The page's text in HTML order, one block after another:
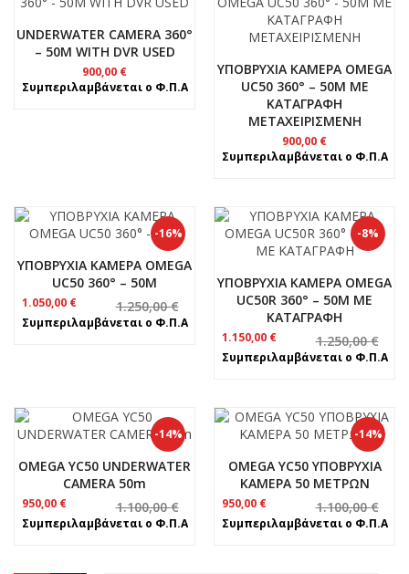
UNDERWATER CAMERA 360°
– 50M WITH DVR USED
900,00 €
Συμπεριλαμβάνεται ο Φ.Π.Α
ΥΠΟΒΡΥΧΙΑ ΚΑΜΕΡΑ OMEGA
UC50 360° – 50M ΜΕ
ΚΑΤΑΓΡΑΦΗ
ΜΕΤΑΧΕΙΡΙΣΜΕΝH
900,00 €
Συμπεριλαμβάνεται ο Φ.Π.Α
-16%
ΥΠΟΒΡΥΧΙΑ ΚΑΜΕΡΑ OMEGA
UC50 360° – 50M
1.250,00€
Original
price
was:
1.050,00 €
τρέχουσα
τιμή
Συμπεριλαμβάνεται ο Φ.Π.Α
-8%
ΥΠΟΒΡΥΧΙΑ ΚΑΜΕΡΑ OMEGA
UC50R 360° – 50M ΜΕ
ΚΑΤΑΓΡΑΦΗ
1.250,00€
Original
price
was:
1.150,00 €
τρέχουσα
τιμή
Συμπεριλαμβάνεται ο Φ.Π.Α
-14%
OMEGA YC50 UNDERWATER
CAMERA 50m
1.100,00€
Original
price
was:
950,00 €
τρέχουσα
τιμή
Συμπεριλαμβάνεται ο Φ.Π.Α
-14%
OMEGA YC50 ΥΠΟΒΡΥΧΙΑ
ΚΑΜΕΡΑ 50 ΜΕΤΡΩΝ
1.100,00€
Original
price
was:
950,00 €
τρέχουσα
τιμή
Συμπεριλαμβάνεται ο Φ.Π.Α